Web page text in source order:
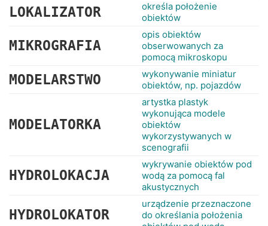
LOKALIZATOR
określa położenie
obiektów
MIKROGRAFIA
opis obiektów
obserwowanych za
pomocą mikroskopu
MODELARSTWO
wykonywanie miniatur
obiektów, np. pojazdów
MODELATORKA
artystka plastyk
wykonująca modele
obiektów
wykorzystywanych w
scenografii
HYDROLOKACJA
wykrywanie obiektów pod
wodą za pomocą fal
akustycznych
HYDROLOKATOR
urządzenie przeznaczone
do określania położenia